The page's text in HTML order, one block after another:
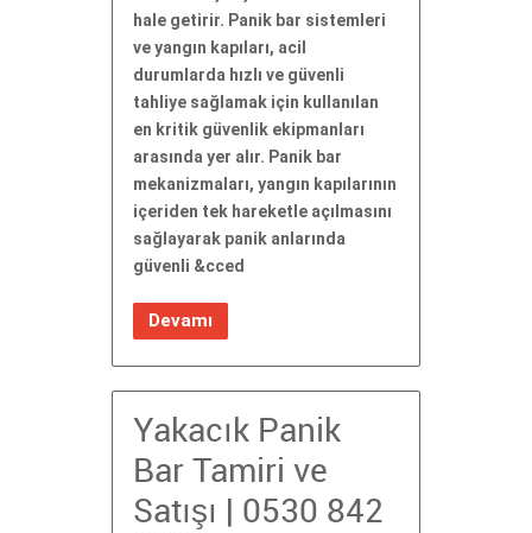
hale getirir. Panik bar sistemleri
ve yangın kapıları, acil
durumlarda hızlı ve güvenli
tahliye sağlamak için kullanılan
en kritik güvenlik ekipmanları
arasında yer alır. Panik bar
mekanizmaları, yangın kapılarının
içeriden tek hareketle açılmasını
sağlayarak panik anlarında
güvenli &cced
Devamı
Yakacık Panik
Bar Tamiri ve
Satışı | 0530 842